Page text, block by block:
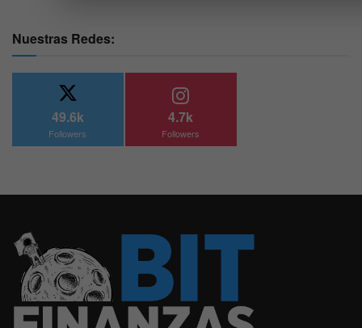
Nuestras Redes:
49.6k
Followers
4.7k
Followers